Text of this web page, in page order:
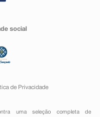
social
de Privacidade
uma seleção completa de